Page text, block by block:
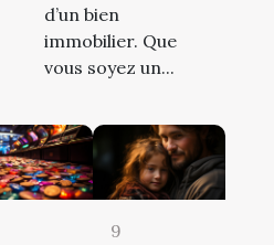
d’un bien
immobilier. Que
vous soyez un...
9